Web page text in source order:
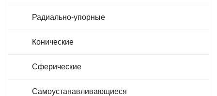
Радиально-упорные
Конические
Сферические
Самоустанавливающиеся